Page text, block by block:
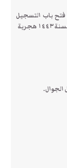
باب التسجيل
الجوال.